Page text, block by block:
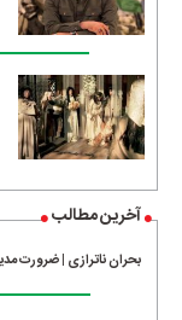
آخرین مطالب
بحران ناترازی | ضرورت